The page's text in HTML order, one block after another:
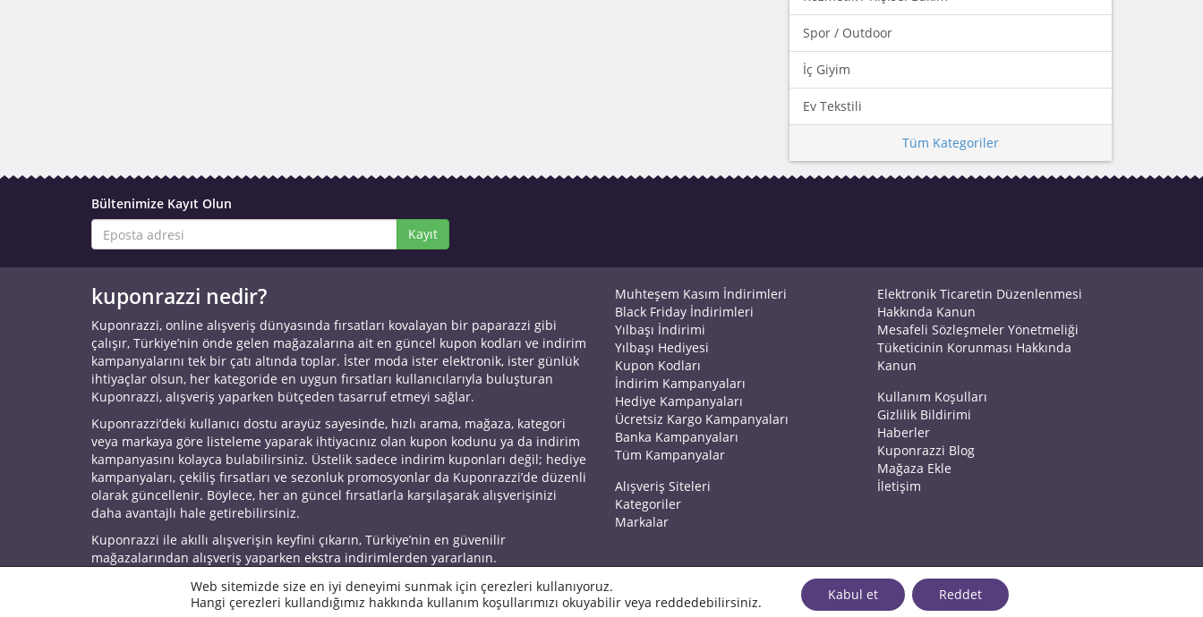
Spor / Outdoor
İç Giyim
Ev Tekstili
Tüm Kategoriler
Bültenimize Kayıt Olun
Kayıt
kuponrazzi nedir?
Kuponrazzi, online alışveriş dünyasında fırsatları kovalayan bir paparazzi gibi
çalışır, Türkiye’nin önde gelen mağazalarına ait en güncel kupon kodları ve indirim
kampanyalarını tek bir çatı altında toplar. İster moda ister elektronik, ister günlük
ihtiyaçlar olsun, her kategoride en uygun fırsatları kullanıcılarıyla buluşturan
Kuponrazzi, alışveriş yaparken bütçeden tasarruf etmeyi sağlar.
Kuponrazzi’deki kullanıcı dostu arayüz sayesinde, hızlı arama, mağaza, kategori
veya markaya göre listeleme yaparak ihtiyacınız olan kupon kodunu ya da indirim
kampanyasını kolayca bulabilirsiniz. Üstelik sadece indirim kuponları değil; hediye
kampanyaları, çekiliş fırsatları ve sezonluk promosyonlar da Kuponrazzi’de düzenli
olarak güncellenir. Böylece, her an güncel fırsatlarla karşılaşarak alışverişinizi
daha avantajlı hale getirebilirsiniz.
Kuponrazzi ile akıllı alışverişin keyfini çıkarın, Türkiye’nin en güvenilir
mağazalarından alışveriş yaparken ekstra indirimlerden yararlanın.
Muhteşem Kasım İndirimleri
Black Friday İndirimleri
Yılbaşı İndirimi
Yılbaşı Hediyesi
Kupon Kodları
İndirim Kampanyaları
Hediye Kampanyaları
Ücretsiz Kargo Kampanyaları
Banka Kampanyaları
Tüm Kampanyalar
Alışveriş Siteleri
Kategoriler
Markalar
Elektronik Ticaretin Düzenlenmesi
Hakkında Kanun
Mesafeli Sözleşmeler Yönetmeliği
Tüketicinin Korunması Hakkında
Kanun
Kullanım Koşulları
Gizlilik Bildirimi
Haberler
Kuponrazzi Blog
Mağaza Ekle
İletişim
© 2026 KuponrazziWeb sitemizde size en iyi deneyimi sunmak için çerezleri kullanıyoruz.
Hangi çerezleri kullandığımız hakkında kullanım koşullarımızı okuyabilir veya reddedebilirsiniz.
Kabul et Reddet